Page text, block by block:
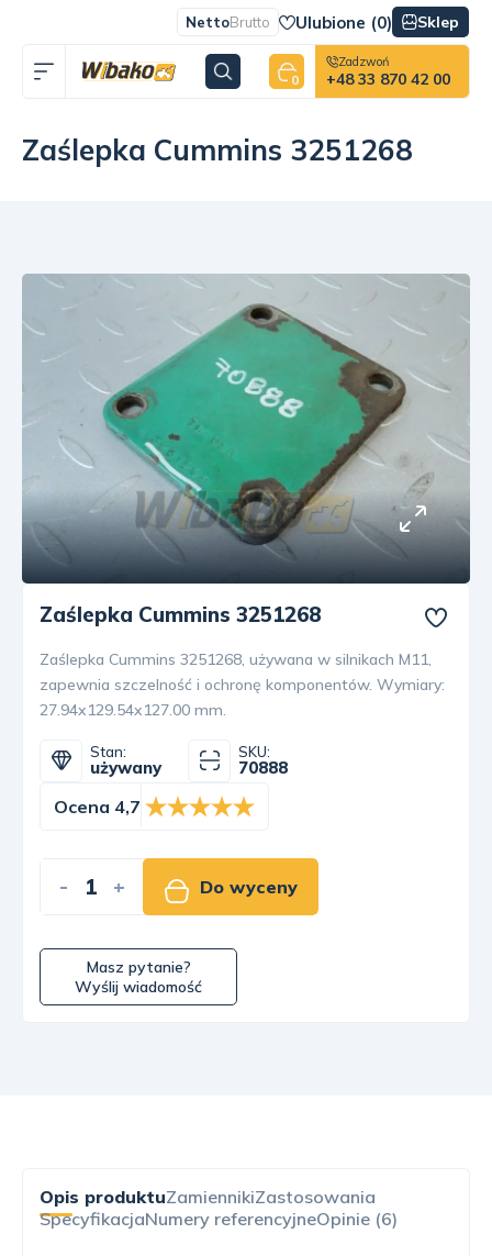
NettoBrutto Ulubione (0) Sklep
0
Zadzwoń
+48 33 870 42 00
Zaślepka Cummins 3251268
Zaślepka Cummins 3251268
Zaślepka Cummins 3251268, używana w silnikach M11,
zapewnia szczelność i ochronę komponentów. Wymiary:
27.94x129.54x127.00 mm.
Stan:
używany
SKU:
70888
Ocena 4,7
- + Do wyceny
Masz pytanie?
Wyślij wiadomość
Opis produktuZamiennikiZastosowania
SpecyfikacjaNumery referencyjneOpinie (6)